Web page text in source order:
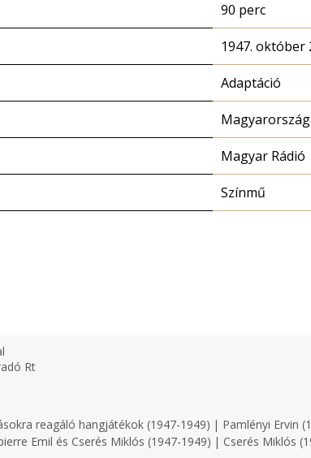
90 perc
1947. október
Adaptáció
Magyar Rádió
Színmű
Rt
reagáló hangjátékok (1947-1949) | Pamlényi Ervin
Emil és Cserés Miklós (1947-1949) | Cserés Miklós